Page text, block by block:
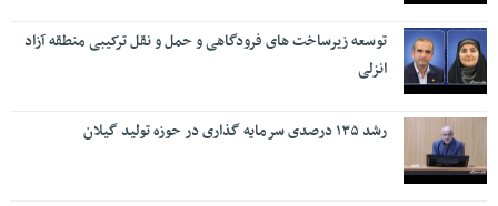
توسعه زیرساخت های فرودگاهی و حمل و نقل ترکیبی منطقه آزاد
انزلی
رشد ۱۳۵ درصدی سرمایه گذاری در حوزه تولید گیلان